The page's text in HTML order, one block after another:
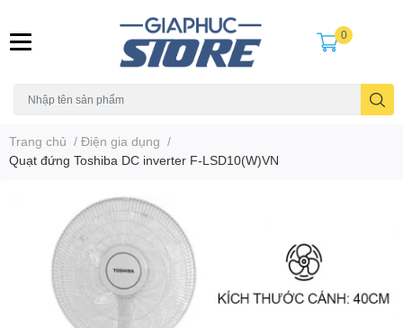
0
Trang chủ / Điện gia dụng /
Quạt đứng Toshiba DC inverter F-LSD10(W)VN